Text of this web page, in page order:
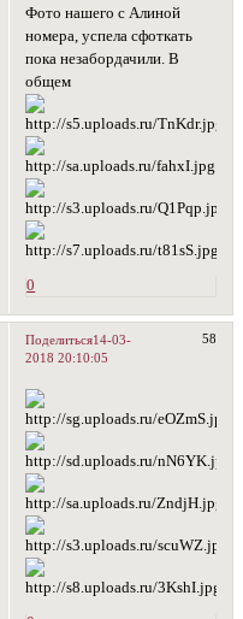
Фото нашего с Алиной
номера, успела сфоткать
пока незабордачили. В
общем
0
Поделиться 58
14-03-
2018 20:10:05